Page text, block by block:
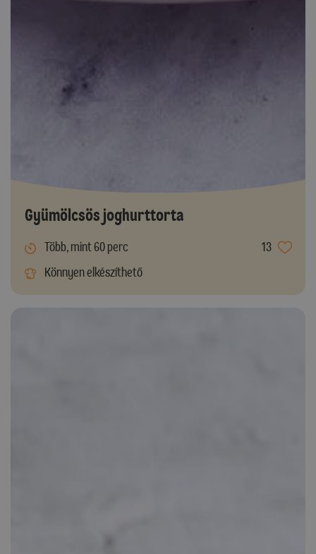
Gyümölcsös joghurttorta
Több, mint 60 perc
13
Könnyen elkészíthető